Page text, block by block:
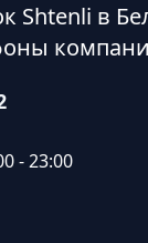
Shtenli в
- 23:00